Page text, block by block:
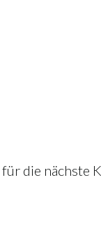
die nächste